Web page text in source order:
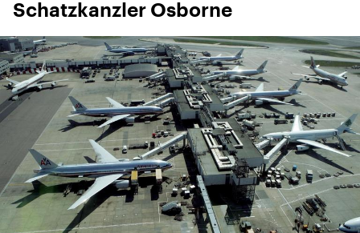
Schatzkanzler Osborne